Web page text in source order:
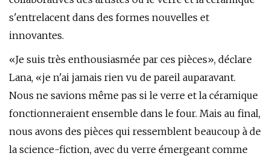
s'entrelacent dans des formes nouvelles et
innovantes.
«Je suis très enthousiasmée par ces pièces», déclare
Lana, «je n'ai jamais rien vu de pareil auparavant.
Nous ne savions même pas si le verre et la céramique
fonctionneraient ensemble dans le four. Mais au final,
nous avons des pièces qui ressemblent beaucoup à de
la science-fiction, avec du verre émergeant comme